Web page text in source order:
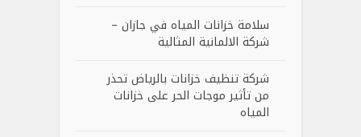
سلامة خزانات المياه في جازان –
شركة الالمانية المثالية
شركة تنظيف خزانات بالرياض تحذر
من تأثير موجات الحر على خزانات
المياه